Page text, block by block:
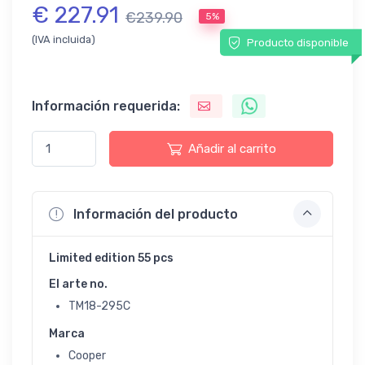
€ 227.91 €239.90 5%
(IVA incluida) Producto disponible
Información requerida:
Añadir al carrito
Información del producto
Limited edition 55 pcs
El arte no.
TM18-295C
Marca
Cooper